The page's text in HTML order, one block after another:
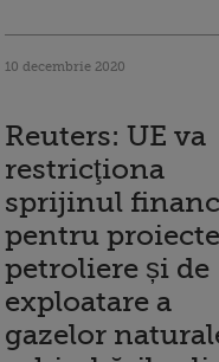
10 decembrie 2020
Reuters: UE va
restricţiona
sprijinul
pentru
petroliere și de
exploatare a
gazelor